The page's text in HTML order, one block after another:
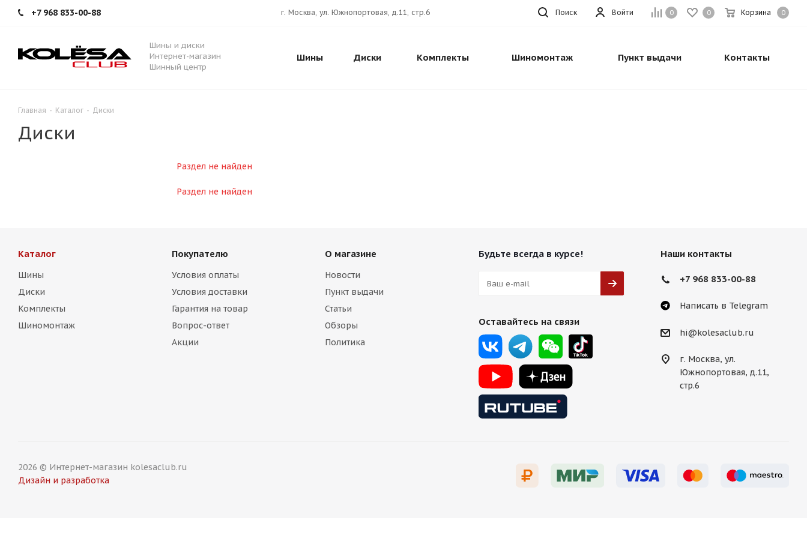
+7 968 833-00-88 0 0 Корзина 0
Войти
г. Москва, ул. Южнопортовая, д.11, стр.6 Поиск
Шины и диски
Интернет-магазин
Шинный центр
Шины Диски Комплекты Шиномонтаж Пункт выдачи Контакты
Главная - Каталог - Диски
Диски
Раздел не найден
Раздел не найден
Каталог
Шины
Диски
Комплекты
Шиномонтаж
Покупателю
Условия оплаты
Условия доставки
Гарантия на товар
Вопрос-ответ
Акции
О магазине
Новости
Пункт выдачи
Статьи
Обзоры
Политика
Будьте всегда в курсе!
Оставайтесь на связи
Наши контакты
+7 968 833-00-88
Написать в Telegram
hi@kolesaclub.ru
г. Москва, ул.
Южнопортовая, д.11,
стр.6
2026 © Интернет-магазин kolesaclub.ru
Дизайн и разработка